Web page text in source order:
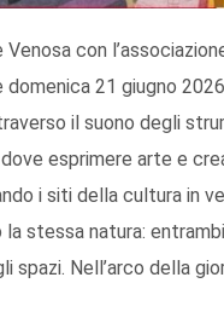
con
domenica 21 giugno
il suono degli
esprimere arte e
i siti della cultura in
stessa natura:
Nell’arco della